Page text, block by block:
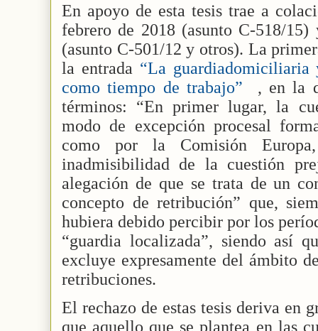
En apoyo de esta tesis trae a
febrero de 2018 (asunto C-518/
(asunto C-501/12 y otros). La
la entrada “La guardiadomiciliaria
como tiempo de trabajo”
, en la
términos: “En primer lugar, la
modo de excepción procesal
como por la Comisión
inadmisibilidad de la cuestión
alegación de que se trata de un
concepto de retribución” que,
hubiera debido percibir por los
“guardia localizada”, siendo así
excluye expresamente del ámbito
retribuciones.
El rechazo de estas tesis deriva en
que aquello que se plantea en las